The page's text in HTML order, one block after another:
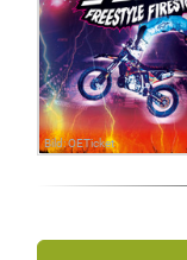
Bild: OETicket